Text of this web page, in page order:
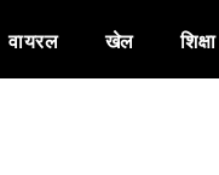
वायरल खेल शिक्षा